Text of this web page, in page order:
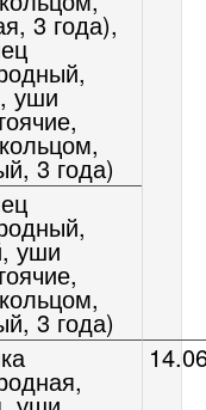
3 года),
уши
3 года)
уши
3 года)